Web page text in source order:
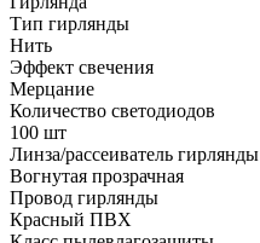
Тип гирлянды
Нить
Эффект свечения
Мерцание
Количество светодиодов
100 шт
Линза/рассеиватель гирлянды
Вогнутая прозрачная
Провод гирлянды
Красный ПВХ